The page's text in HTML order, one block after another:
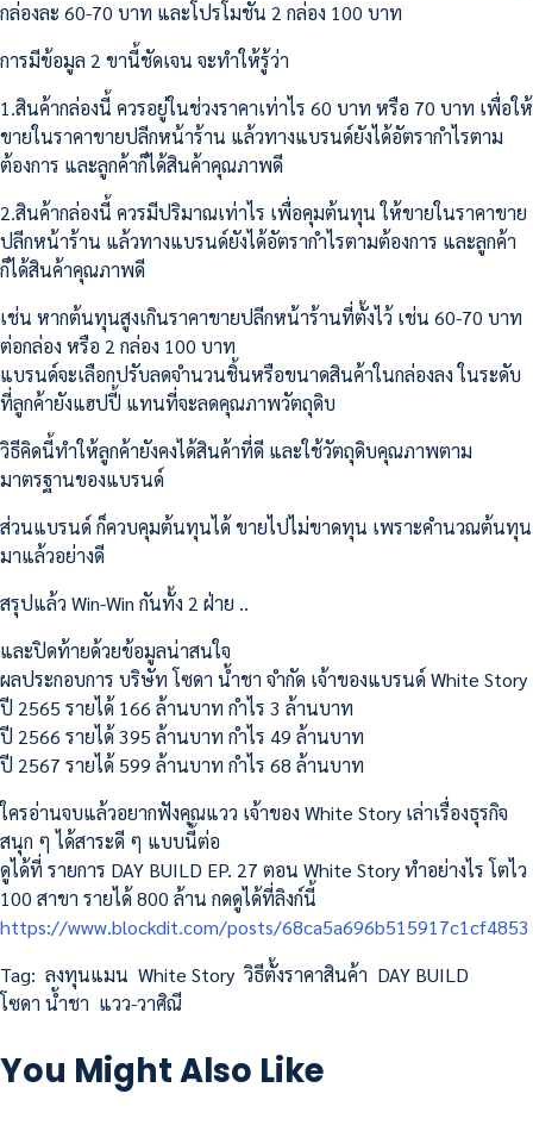
กล่องละ 60-70 บาท และโปรโมชัน 2 กล่อง 100 บาท
การมีข้อมูล 2 ขานี้ชัดเจน จะทำให้รู้ว่า
1.สินค้ากล่องนี้ ควรอยู่ในช่วงราคาเท่าไร 60 บาท หรือ 70 บาท เพื่อให้
ขายในราคาขายปลีกหน้าร้าน แล้วทางแบรนด์ยังได้อัตรากำไรตาม
ต้องการ และลูกค้าก็ได้สินค้าคุณภาพดี
2.สินค้ากล่องนี้ ควรมีปริมาณเท่าไร เพื่อคุมต้นทุน ให้ขายในราคาขาย
ปลีกหน้าร้าน แล้วทางแบรนด์ยังได้อัตรากำไรตามต้องการ และลูกค้า
ก็ได้สินค้าคุณภาพดี
เช่น หากต้นทุนสูงเกินราคาขายปลีกหน้าร้านที่ตั้งไว้ เช่น 60-70 บาท
ต่อกล่อง หรือ 2 กล่อง 100 บาท
แบรนด์จะเลือกปรับลดจำนวนชิ้นหรือขนาดสินค้าในกล่องลง ในระดับ
ที่ลูกค้ายังแฮปปี้ แทนที่จะลดคุณภาพวัตถุดิบ
วิธีคิดนี้ทำให้ลูกค้ายังคงได้สินค้าที่ดี และใช้วัตถุดิบคุณภาพตาม
มาตรฐานของแบรนด์
ส่วนแบรนด์ ก็ควบคุมต้นทุนได้ ขายไปไม่ขาดทุน เพราะคำนวณต้นทุน
มาแล้วอย่างดี
สรุปแล้ว Win-Win กันทั้ง 2 ฝ่าย ..
และปิดท้ายด้วยข้อมูลน่าสนใจ
ผลประกอบการ บริษัท โซดา น้ำชา จำกัด เจ้าของแบรนด์ White Story
ปี 2565 รายได้ 166 ล้านบาท กำไร 3 ล้านบาท
ปี 2566 รายได้ 395 ล้านบาท กำไร 49 ล้านบาท
ปี 2567 รายได้ 599 ล้านบาท กำไร 68 ล้านบาท
ใครอ่านจบแล้วอยากฟังคุณแวว เจ้าของ White Story เล่าเรื่องธุรกิจ
สนุก ๆ ได้สาระดี ๆ แบบนี้ต่อ
ดูได้ที่ รายการ DAY BUILD EP. 27 ตอน White Story ทำอย่างไร โตไว
100 สาขา รายได้ 800 ล้าน กดดูได้ที่ลิงก์นี้
https://www.blockdit.com/posts/68ca5a696b515917c1cf4853
Tag: ลงทุนแมน White Story วิธีตั้งราคาสินค้า DAY BUILD
โซดา น้ำชา แวว-วาศิณี
You Might Also Like